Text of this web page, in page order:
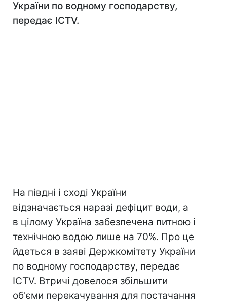
України по водному господарству,
передає ICTV.
На півдні і сході України
відзначається наразі дефіцит води, а
в цілому Україна забезпечена питною і
технічною водою лише на 70%. Про це
йдеться в заяві Держкомітету України
по водному господарству, передає
ICTV. Втричі довелося збільшити
об'єми перекачування для постачання